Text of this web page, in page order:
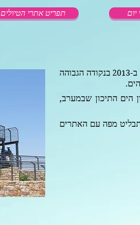
תפריט אתרי הטיולים יום
ב-2013 בנקודה הגבוהה
הים התיכון שבמערב,
מפה עם האתרים